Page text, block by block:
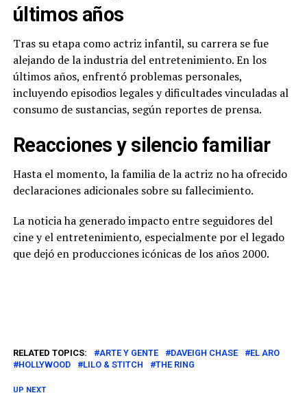
últimos años
Tras su etapa como actriz infantil, su carrera se fue
alejando de la industria del entretenimiento. En los
últimos años, enfrentó problemas personales,
incluyendo episodios legales y dificultades vinculadas al
consumo de sustancias, según reportes de prensa.
Reacciones y silencio familiar
Hasta el momento, la familia de la actriz no ha ofrecido
declaraciones adicionales sobre su fallecimiento.
La noticia ha generado impacto entre seguidores del
cine y el entretenimiento, especialmente por el legado
que dejó en producciones icónicas de los años 2000.
RELATED TOPICS: ARTE Y GENTE DAVEIGH CHASE
EL ARO
HOLLYWOOD
LILO & STITCH THE RING
UP NEXT